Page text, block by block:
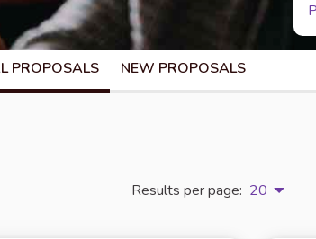
PROPOSALS NEW PROPOSALS
Results per page: 20